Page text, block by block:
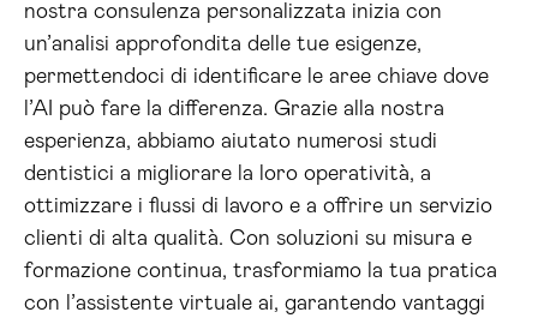
nostra consulenza personalizzata inizia con
un’analisi approfondita delle tue esigenze,
permettendoci di identificare le aree chiave dove
l’AI può fare la differenza. Grazie alla nostra
esperienza, abbiamo aiutato numerosi studi
dentistici a migliorare la loro operatività, a
ottimizzare i flussi di lavoro e a offrire un servizio
clienti di alta qualità. Con soluzioni su misura e
formazione continua, trasformiamo la tua pratica
con l’assistente virtuale ai, garantendo vantaggi